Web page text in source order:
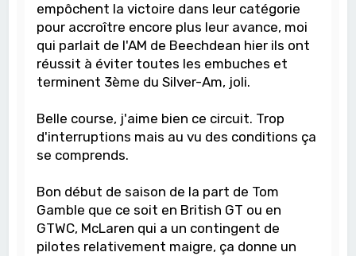
empôchent la victoire dans leur catégorie
pour accroître encore plus leur avance, moi
qui parlait de l'AM de Beechdean hier ils ont
réussit à éviter toutes les embuches et
terminent 3ème du Silver-Am, joli.
Belle course, j'aime bien ce circuit. Trop
d'interruptions mais au vu des conditions ça
se comprends.
Bon début de saison de la part de Tom
Gamble que ce soit en British GT ou en
GTWC, McLaren qui a un contingent de
pilotes relativement maigre, ça donne un